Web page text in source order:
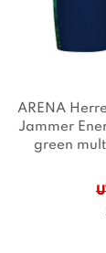
ARENA
Jammer
green